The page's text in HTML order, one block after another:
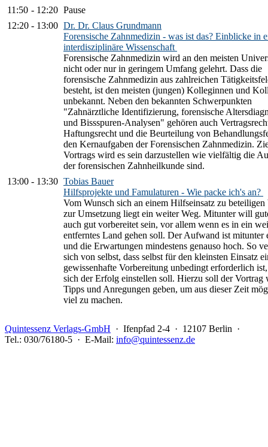
11:50 - 12:20 Pause
12:20 - 13:00 Dr. Dr. Claus Grundmann
Forensische Zahnmedizin - was ist das? Einblicke in
interdisziplinäre Wissenschaft
Forensische Zahnmedizin wird an den meisten
nicht oder nur in geringem Umfang gelehrt. Dass die
forensische Zahnmedizin aus zahlreichen
besteht, ist den meisten (jungen) Kolleginnen und
unbekannt. Neben den bekannten Schwerpunkten
"Zahnärztliche Identifizierung, forensische
und Bissspuren-Analysen" gehören auch
Haftungsrecht und die Beurteilung von
den Kernaufgaben der Forensischen Zahnmedizin.
Vortrags wird es sein darzustellen wie vielfältig die
der forensischen Zahnheilkunde sind.
13:00 - 13:30 Tobias Bauer
Hilfsprojekte und Famulaturen - Wie packe ich's an?
Vom Wunsch sich an einem Hilfseinsatz zu beteiligen
zur Umsetzung liegt ein weiter Weg. Mitunter will
auch gut vorbereitet sein, vor allem wenn es in ein
entferntes Land gehen soll. Der Aufwand ist mitunter
und die Erwartungen mindestens genauso hoch. So
sich von selbst, dass selbst für den kleinsten Einsatz
gewissenhafte Vorbereitung unbedingt erforderlich
sich der Erfolg einstellen soll. Hierzu soll der Vortrag
Tipps und Anregungen geben, um aus dieser Zeit
viel zu machen.
Quintessenz Verlags-GmbH · Ifenpfad 2-4 · 12107 Berlin ·
Tel.: 030/76180-5 · E-Mail: info@quintessenz.de